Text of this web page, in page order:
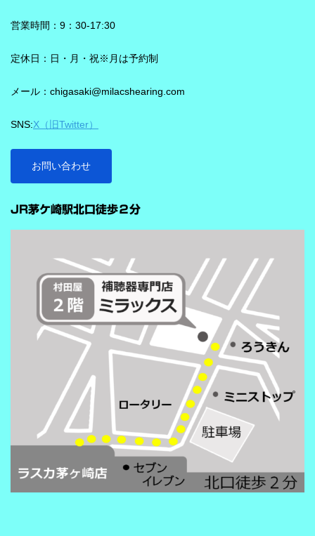
営業時間：9：30-17:30
定休日：日・月・祝※月は予約制
メール：chigasaki@milacshearing.com
SNS:X（旧Twitter）
お問い合わせ
JR茅ケ崎駅北口徒歩２分